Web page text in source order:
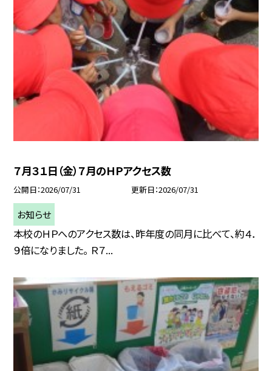
７月３１日（金）７月のＨＰアクセス数
公開日 2026/07/31 更新日 2026/07/31
お知らせ
本校のＨＰへのアクセス数は、昨年度の同月に比べて、約４．
９倍になりました。 Ｒ７...